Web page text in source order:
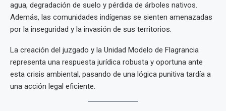
agua, degradación de suelo y pérdida de árboles nativos.
Además, las comunidades indígenas se sienten amenazadas
por la inseguridad y la invasión de sus territorios.
La creación del juzgado y la Unidad Modelo de Flagrancia
representa una respuesta jurídica robusta y oportuna ante
esta crisis ambiental, pasando de una lógica punitiva tardía a
una acción legal eficiente.